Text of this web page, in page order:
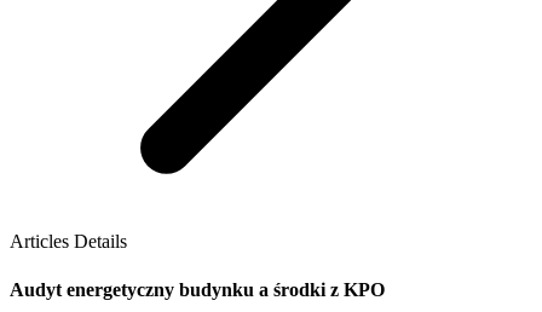
Articles Details
Audyt energetyczny budynku a środki z KPO